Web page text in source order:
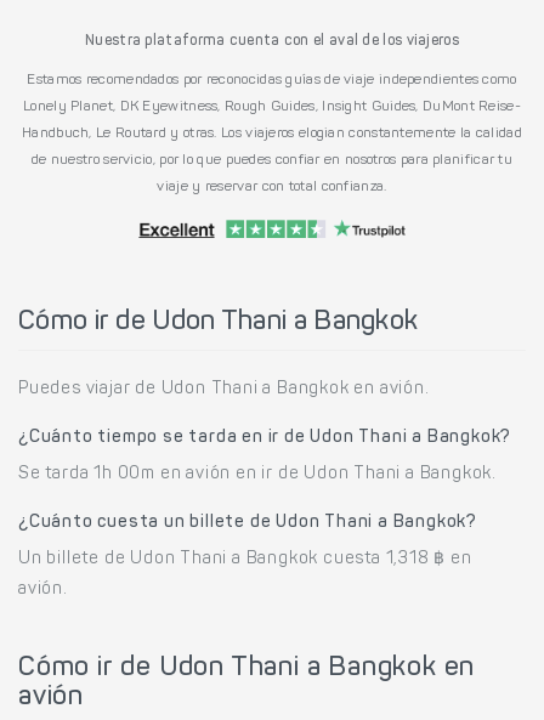
Nuestra plataforma cuenta con el aval de los viajeros
Estamos recomendados por reconocidas guías de viaje independientes como
Lonely Planet, DK Eyewitness, Rough Guides, Insight Guides, DuMont Reise-
Handbuch, Le Routard y otras. Los viajeros elogian constantemente la calidad
de nuestro servicio, por lo que puedes confiar en nosotros para planificar tu
viaje y reservar con total confianza.
Cómo ir de Udon Thani a Bangkok
Puedes viajar de Udon Thani a Bangkok en avión.
¿Cuánto tiempo se tarda en ir de Udon Thani a Bangkok?
Se tarda 1h 00m en avión en ir de Udon Thani a Bangkok.
¿Cuánto cuesta un billete de Udon Thani a Bangkok?
Un billete de Udon Thani a Bangkok cuesta 1,318 ฿ en
avión.
Cómo ir de Udon Thani a Bangkok en
avión